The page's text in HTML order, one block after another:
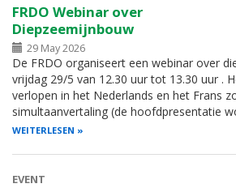
FRDO Webinar over
Diepzeemijnbouw
29 May 2026
De FRDO organiseert een webinar over
vrijdag 29/5 van 12.30 uur tot 13.30 uur .
verlopen in het Nederlands en het Frans
simultaanvertaling (de hoofdpresentatie
WEITERLESEN
EVENT